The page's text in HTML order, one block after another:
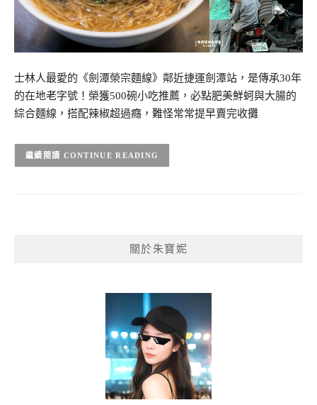
士林人最愛的《劍潭榮宗麵線》鄰近捷運劍潭站，是傳承30年
的在地老字號！榮獲500碗小吃推薦，必點肥美鮮蚵與大腸的
綜合麵線，搭配辣椒超過癮，難怪常常提早賣完收攤
CONTINUE READING
關於朱寶妮